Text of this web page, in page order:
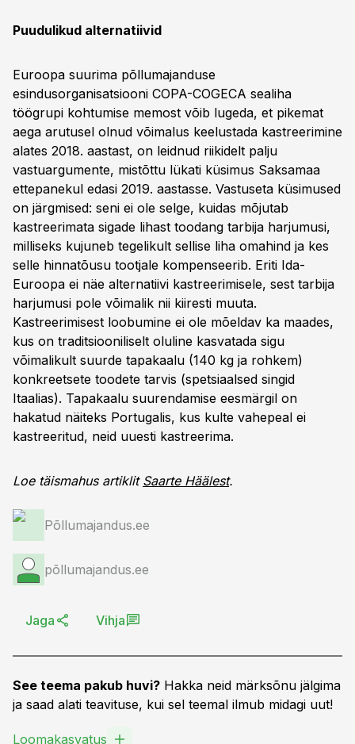
Puudulikud alternatiivid
Euroopa suurima põllumajanduse
esindusorganisatsiooni COPA-COGECA sealiha
töögrupi kohtumise memost võib lugeda, et pikemat
aega arutusel olnud võimalus keelustada kastreerimine
alates 2018. aastast, on leidnud riikidelt palju
vastuargumente, mistõttu lükati küsimus Saksamaa
ettepanekul edasi 2019. aastasse. Vastuseta küsimused
on järgmised: seni ei ole selge, kuidas mõjutab
kastreerimata sigade lihast toodang tarbija harjumusi,
milliseks kujuneb tegelikult sellise liha omahind ja kes
selle hinnatõusu tootjale kompenseerib. Eriti Ida-
Euroopa ei näe alternatiivi kastreerimisele, sest tarbija
harjumusi pole võimalik nii kiiresti muuta.
Kastreerimisest loobumine ei ole mõeldav ka maades,
kus on traditsiooniliselt oluline kasvatada sigu
võimalikult suurde tapakaalu (140 kg ja rohkem)
konkreetsete toodete tarvis (spetsiaalsed singid
Itaalias). Tapakaalu suurendamise eesmärgil on
hakatud näiteks Portugalis, kus kulte vahepeal ei
kastreeritud, neid uuesti kastreerima.
Loe täismahus artiklit Saarte Häälest.
Põllumajandus.ee
põllumajandus.ee
Jaga Vihja
See teema pakub huvi? Hakka neid märksõnu jälgima
ja saad alati teavituse, kui sel teemal ilmub midagi uut!
Loomakasvatus